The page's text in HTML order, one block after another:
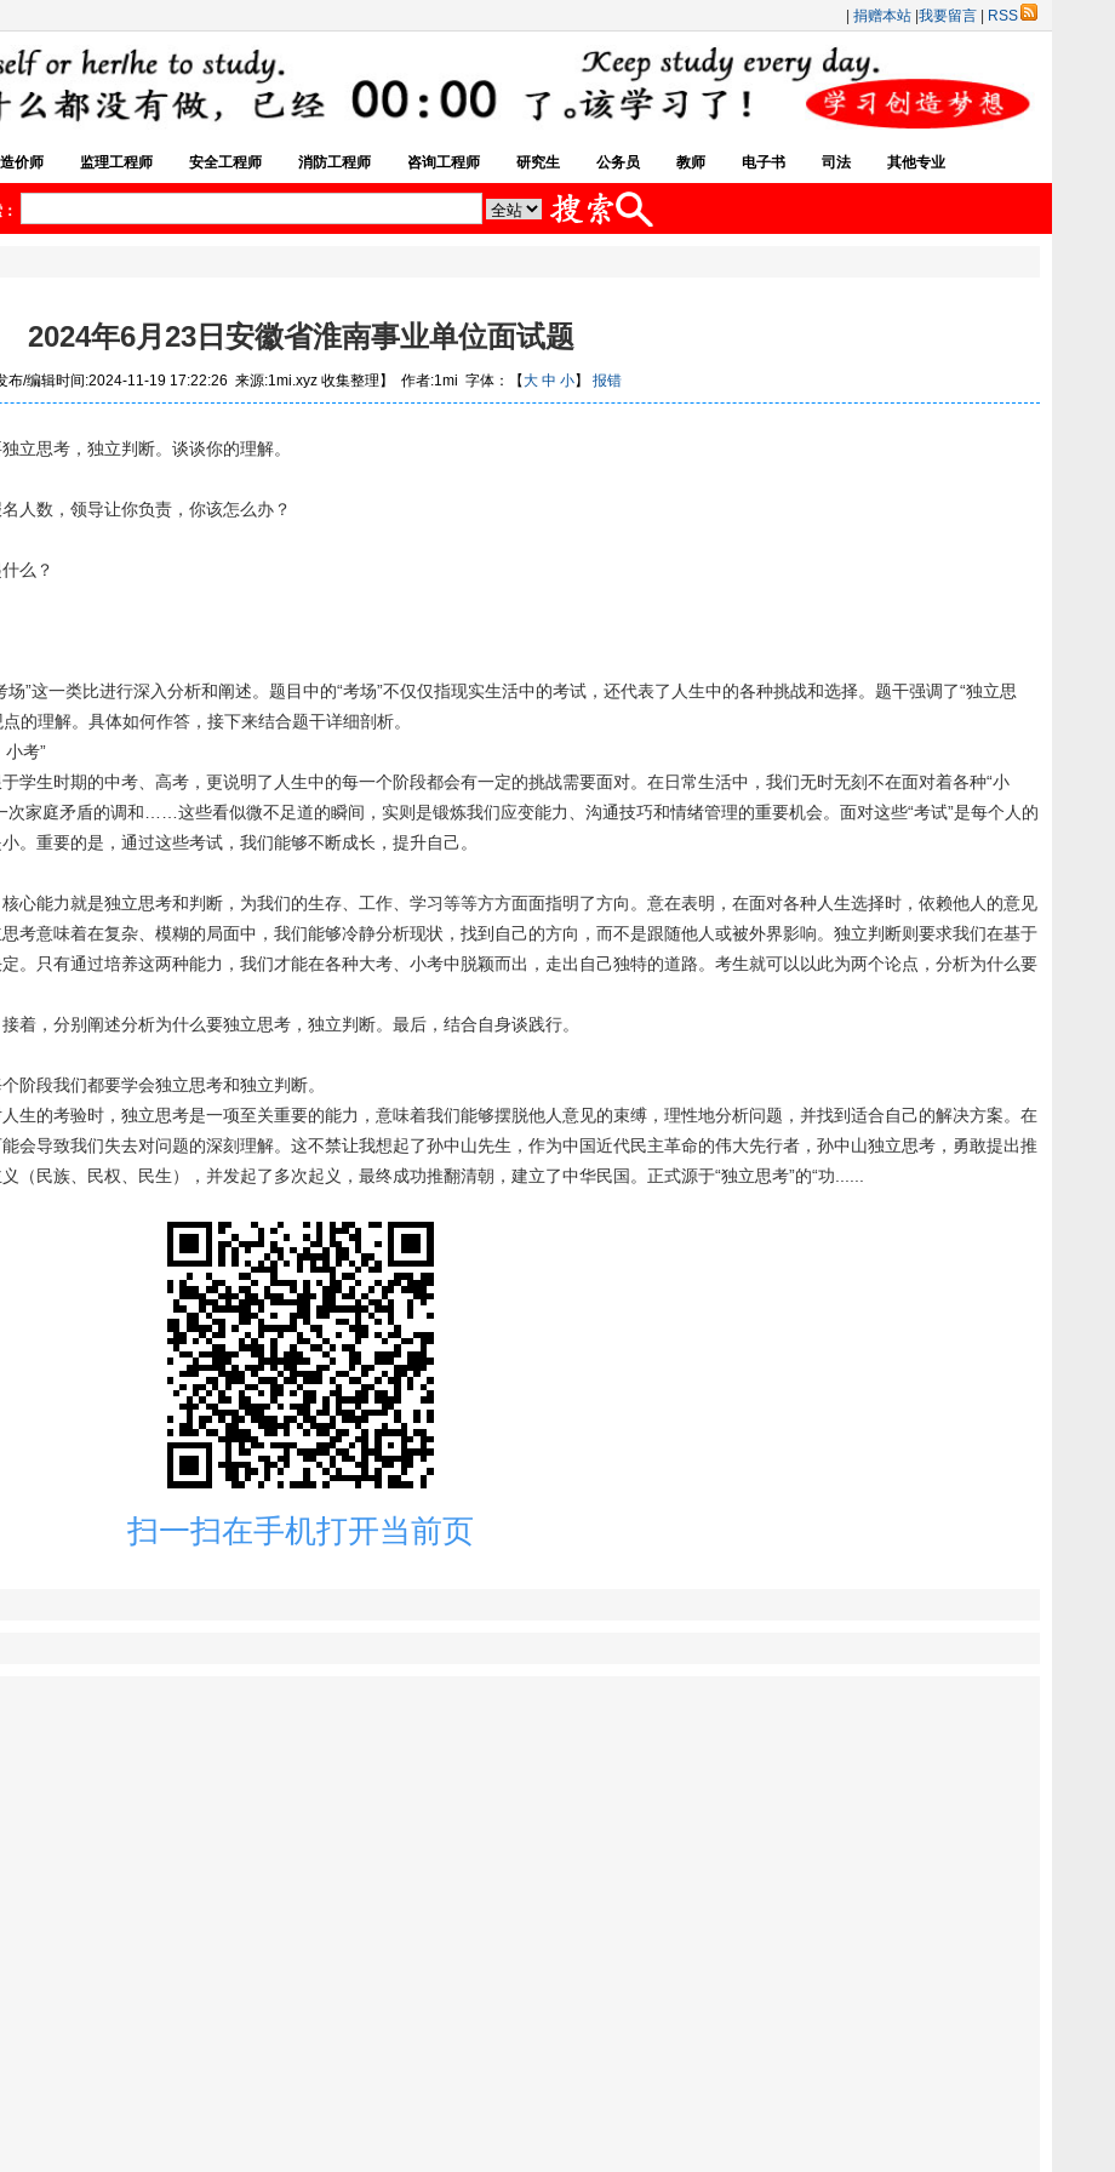
捐赠本站 我要留言 RSS
价师 监理工程师 安全工程师 消防工程师 咨询工程师 研究生 公务员 教师 电子书 司法 其他专业
2024年6月23日安徽省淮南事业单位面试题
布/编辑时间:2024-11-19 17:22:26 来源:1mi.xyz 收集整理】 作者:1mi 字体：【大 中 小】 报错
立思考，独立判断。谈谈你的理解。
人数，领导让你负责，你该怎么办？
么？
”这一类比进行深入分析和阐述。题目中的“考场”不仅仅指现实生活中的考试，还代表了人生中的各种挑战和选择。题干强调了“独立思
的理解。具体如何作答，接下来结合题干详细剖析。
考”
学生时期的中考、高考，更说明了人生中的每一个阶段都会有一定的挑战需要面对。在日常生活中，我们无时无刻不在面对着各种“小
家庭矛盾的调和……这些看似微不足道的瞬间，实则是锻炼我们应变能力、沟通技巧和情绪管理的重要机会。面对这些“考试”是每个人的
。重要的是，通过这些考试，我们能够不断成长，提升自己。
心能力就是独立思考和判断，为我们的生存、工作、学习等等方方面面指明了方向。意在表明，在面对各种人生选择时，依赖他人的意见
考意味着在复杂、模糊的局面中，我们能够冷静分析现状，找到自己的方向，而不是跟随他人或被外界影响。独立判断则要求我们在基于
。只有通过培养这两种能力，我们才能在各种大考、小考中脱颖而出，走出自己独特的道路。考生就可以以此为两个论点，分析为什么要
着，分别阐述分析为什么要独立思考，独立判断。最后，结合自身谈践行。
阶段我们都要学会独立思考和独立判断。
生的考验时，独立思考是一项至关重要的能力，意味着我们能够摆脱他人意见的束缚，理性地分析问题，并找到适合自己的解决方案。在
会导致我们失去对问题的深刻理解。这不禁让我想起了孙中山先生，作为中国近代民主革命的伟大先行者，孙中山独立思考，勇敢提出推
民族、民权、民生），并发起了多次起义，最终成功推翻清朝，建立了中华民国。正式源于“独立思考”的“功......
扫一扫在手机打开当前页